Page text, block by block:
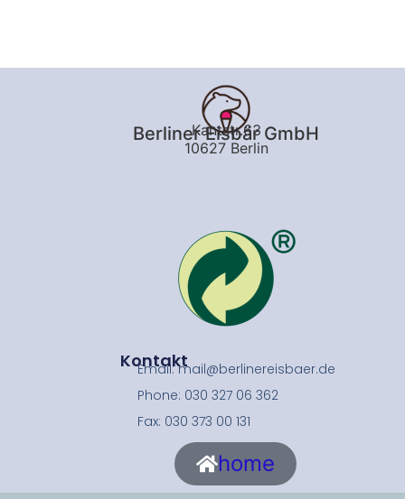
Berliner Eisbär GmbH
Kantstr.63
10627 Berlin
Kontakt
Email: mail@berlinereisbaer.de
Phone: 030 327 06 362
Fax: 030 373 00 131
home